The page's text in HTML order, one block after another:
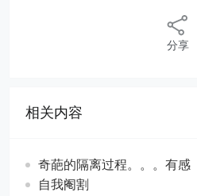
分享
相关内容
奇葩的隔离过程。。。有感
自我阉割